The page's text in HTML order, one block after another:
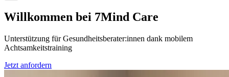
Will­kom­men bei 7Mind Care
Unterstützung für Gesundheitsberater:innen dank mobilem
Achtsamkeitstraining
Jetzt anfordern